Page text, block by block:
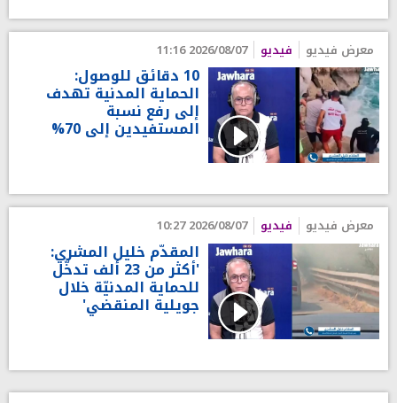
معرض فيديو فيديو 2026/08/07 11:16
10 دقائق للوصول:
الحماية المدنية تهدف
إلى رفع نسبة
المستفيدين إلى 70%
معرض فيديو فيديو 2026/08/07 10:27
المقدّم خليل المشري:
'أكثر من 23 ألف تدخّل
للحماية المدنيّة خلال
جويلية المنقضي'